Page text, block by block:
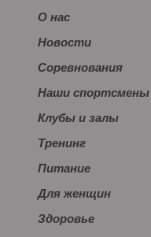
О нас
Новости
Соревнования
Наши спортсмены
Клубы и залы
Тренинг
Питание
Для женщин
Здоровье